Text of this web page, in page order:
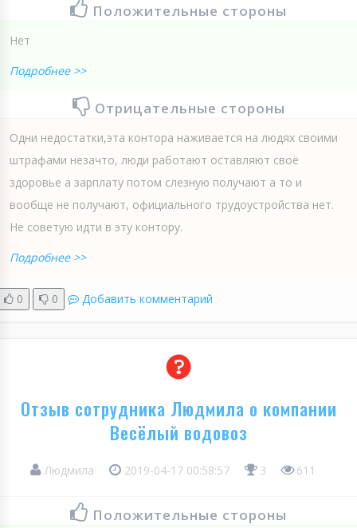
Положительные стороны
Нет
Подробнее >>
Отрицательные стороны
Одни недостатки,эта контора наживается на людях своими
штрафами незачто, люди работают оставляют своё
здоровье а зарплату потом слезную получают а то и
вообще не получают, официального трудоустройства нет.
Не советую идти в эту контору.
Подробнее >>
0 0 Добавить комментарий
Отзыв сотрудника Людмила о компании
Весёлый водовоз
Людмила 2019-04-17 00:58:57 3 611
Положительные стороны